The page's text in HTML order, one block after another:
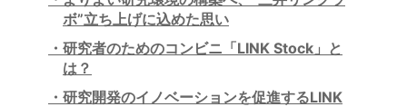
ボ”立ち上げに込めた思い
研究者のためのコンビニ「LINK Stock」と
は？
研究開発のイノベーションを促進するLINK